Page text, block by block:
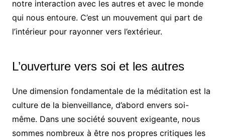
notre interaction avec les autres et avec le monde
qui nous entoure. C’est un mouvement qui part de
l’intérieur pour rayonner vers l’extérieur.
L’ouverture vers soi et les autres
Une dimension fondamentale de la méditation est la
culture de la bienveillance, d’abord envers soi-
même. Dans une société souvent exigeante, nous
sommes nombreux à être nos propres critiques les